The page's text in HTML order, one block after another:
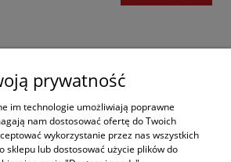
górnych dróg oddechowych
prywatność
im technologie umożliwiają poprawne
nam dostosować ofertę do Twoich
wykorzystanie przez nas wszystkich
sklepu lub dostosować użycie plików do